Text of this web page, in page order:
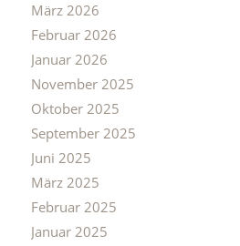
März 2026
Februar 2026
Januar 2026
November 2025
Oktober 2025
September 2025
Juni 2025
März 2025
Februar 2025
Januar 2025